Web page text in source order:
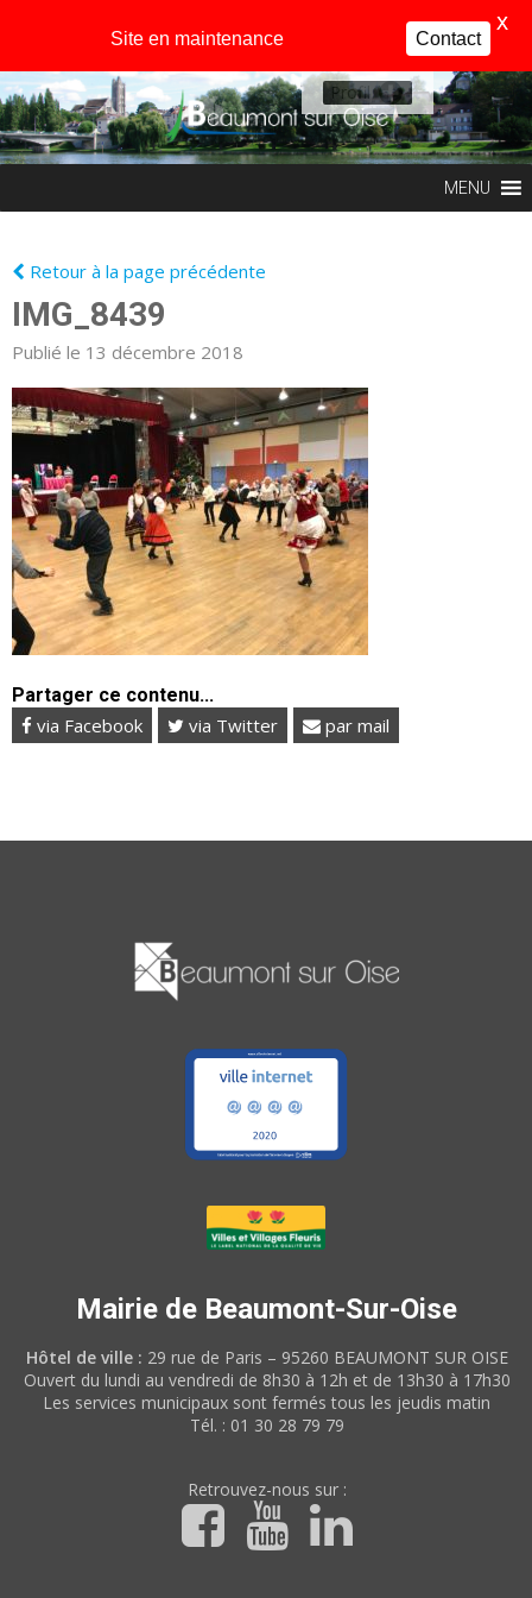
Profil
MENU
Retour à la page précédente
IMG_8439
Publié le 13 décembre 2018
Partager ce contenu...
via Facebook via Twitter par mail
Mairie de Beaumont-Sur-Oise
Hôtel de ville : 29 rue de Paris – 95260 BEAUMONT SUR OISE
Ouvert du lundi au vendredi de 8h30 à 12h et de 13h30 à 17h30
Les services municipaux sont fermés tous les jeudis matin
Tél. : 01 30 28 79 79
Retrouvez-nous sur :
Site en maintenance Contact
X